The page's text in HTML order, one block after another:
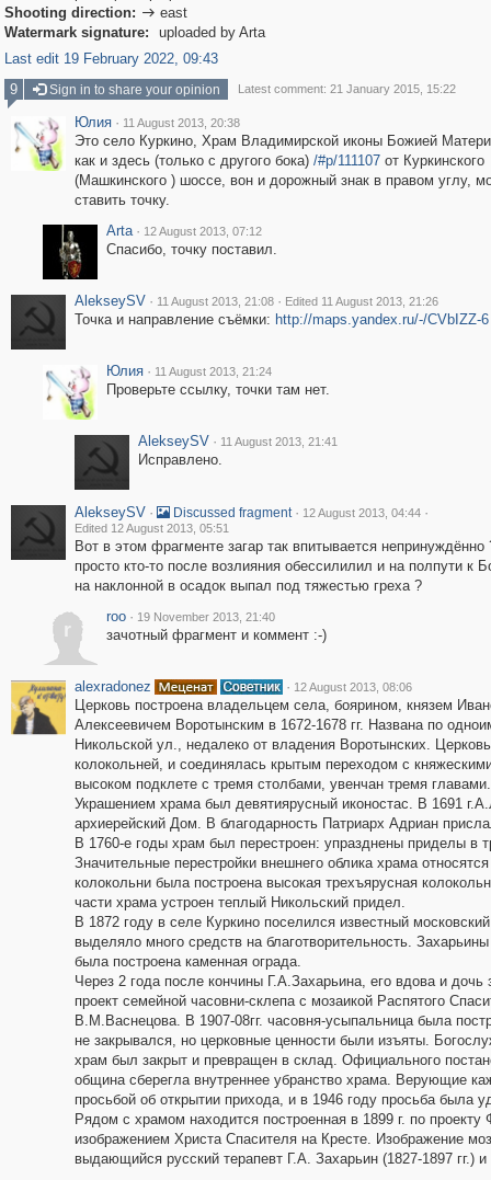
Shooting direction:  east
Watermark signature:
uploaded by Arta
Last edit 19 February 2022, 09:43
9
Sign in to share your opinion Latest comment: 21 January 2015, 15:22
Юлия · 11 August 2013, 20:38
Это село Куркино, Храм Владимирской иконы Божией
как и здесь (только с другого бока) /#p/111107от Куркинского
(Машкинского ) шоссе, вон и дорожный знак в правом углу,
ставить точку.
Arta · 12 August 2013, 07:12
Спасибо, точку поставил.
AlekseySV · 11 August 2013, 21:08 · Edited 11 August 2013, 21:26
Точка и направление съёмки: http://maps.yandex.ru/-/CVbIZZ-6
Юлия · 11 August 2013, 21:24
Проверьте ссылку, точки там нет.
AlekseySV · 11 August 2013, 21:41
Исправлено.
AlekseySV · Discussed fragment · 12 August 2013, 04:44 ·
Edited 12 August 2013, 05:51
Вот в этом фрагменте загар так впитывается
просто кто-то после возлияния обессилилил и на полпути к
на наклонной в осадок выпал под тяжестью греха ?
r
roo · 19 November 2013, 21:40
зачотный фрагмент и коммент :-)
alexradonez · 12 August 2013, 08:06
Церковь построена владельцем села, боярином, князем
Алексеевичем Воротынским в 1672-1678 гг. Названа по
Никольской ул., недалеко от владения Воротынских.
колокольней, и соединялась крытым переходом с
высоком подклете с тремя столбами, увенчан тремя
Украшением храма был девятиярусный иконостас. В 1691
архиерейский Дом. В благодарность Патриарх Адриан
В 1760-е годы храм был перестроен: упразднены приделы в
Значительные перестройки внешнего облика храма
колокольни была построена высокая трехъярусная
части храма устроен теплый Никольский придел.
В 1872 году в селе Куркино поселился известный
выделяло много средств на благотворительность.
была построена каменная ограда.
Через 2 года после кончины Г.А.Захарьина, его вдова и
проект семейной часовни-склепа с мозаикой Распятого
В.М.Васнецова. В 1907-08гг. часовня-усыпальница была
не закрывался, но церковные ценности были изъяты.
храм был закрыт и превращен в склад. Официального
община сберегла внутреннее убранство храма. Верующие
просьбой об открытии прихода, и в 1946 году просьба была
Рядом с храмом находится построенная в 1899 г. по
изображением Христа Спасителя на Кресте. Изображение
выдающийся русский терапевт Г.А. Захарьин (1827-1897 гг.)